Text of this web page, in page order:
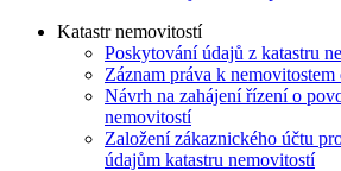
Katastr nemovitostí
Poskytování údajů z katastru
Záznam práva k
Návrh na zahájení řízení o
nemovitostí
Založení zákaznického účtu
údajům katastru nemovitostí